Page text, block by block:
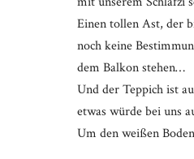
Einen tollen Ast, der
noch keine
dem Balkon stehen…
Und der Teppich ist
etwas würde bei uns
Um den weißen